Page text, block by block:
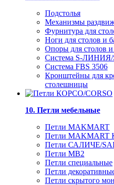
Подстолья
Механизмы
Фурнитура для
Ноги для столов и
Опоры для столов
Система S-ЛИНИЯ/
Система FBS 3506
Кронштейны для
столешницы
10. Петли мебельные
Петли MAKMART
Петли MAKMART
Петли САЛИЧЕ/
Петли MB2
Петли специальные
Петли
Петли скрытого